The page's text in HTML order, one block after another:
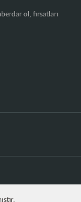
ol, fırsatları